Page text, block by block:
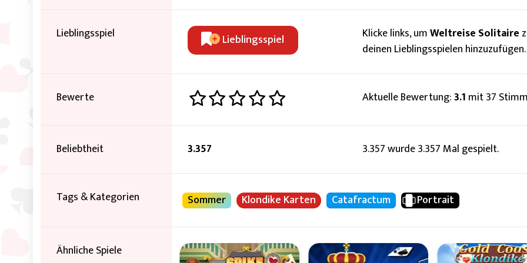
Lieblingsspiel Lieblingsspiel Klicke links, umWeltreise Solitaire
deinen Lieblingsspielen hinzuzufügen.
Bewerte Aktuelle Bewertung:3.1 mit 37
Beliebtheit 3.357 3.357 wurde 3.357 Mal gespielt.
Tags & Kategorien Sommer Klondike Karten Catafractum Portrait
Ähnliche Spiele